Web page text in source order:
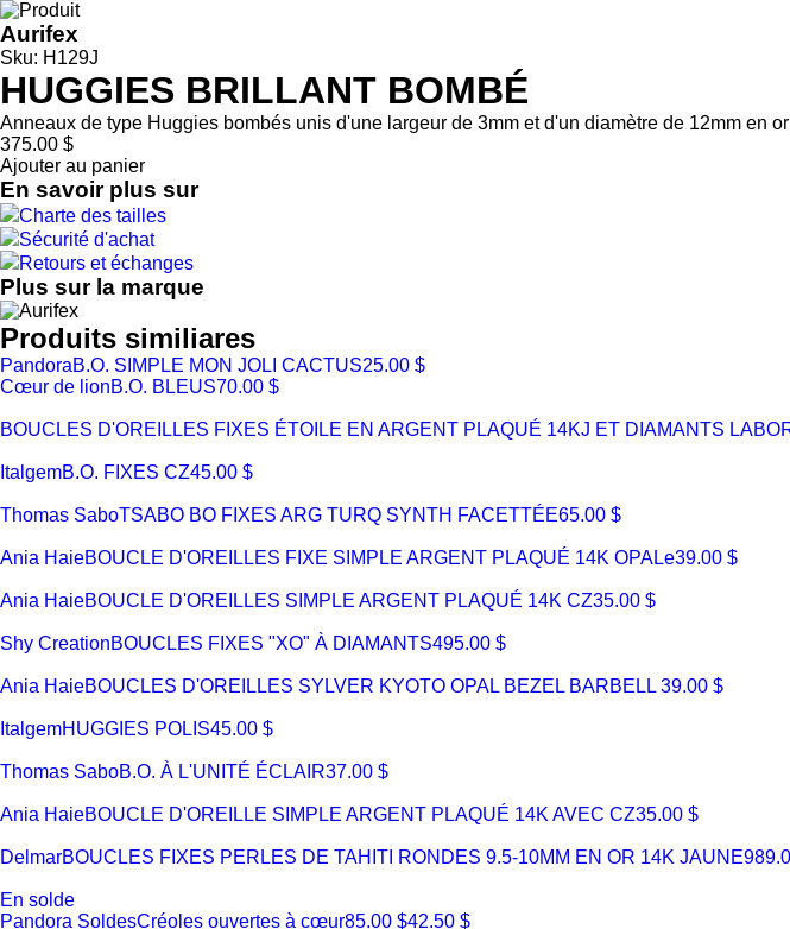
Aurifex
Sku: H129J
HUGGIES BRILLANT BOMBÉ
Anneaux de type Huggies bombés unis d'une largeur de 3mm et d'un diamètre de 12mm en
375.00 $
Ajouter au panier
En savoir plus sur
Charte des tailles
Sécurité d'achat
Retours et échanges
Plus sur la marque
Produits similiares
PandoraB.O. SIMPLE MON JOLI CACTUS25.00 $
Cœur de lionB.O. BLEUS70.00 $
BOUCLES D'OREILLES FIXES ÉTOILE EN ARGENT PLAQUÉ 14KJ ET DIAMANTS
ItalgemB.O. FIXES CZ45.00 $
Thomas SaboTSABO BO FIXES ARG TURQ SYNTH FACETTÉE65.00 $
Ania HaieBOUCLE D'OREILLES FIXE SIMPLE ARGENT PLAQUÉ 14K OPALe39.00 $
Ania HaieBOUCLE D'OREILLES SIMPLE ARGENT PLAQUÉ 14K CZ35.00 $
Shy CreationBOUCLES FIXES "XO" À DIAMANTS495.00 $
Ania HaieBOUCLES D'OREILLES SYLVER KYOTO OPAL BEZEL BARBELL 39.00 $
ItalgemHUGGIES POLIS45.00 $
Thomas SaboB.O. À L'UNITÉ ÉCLAIR37.00 $
Ania HaieBOUCLE D'OREILLE SIMPLE ARGENT PLAQUÉ 14K AVEC CZ35.00 $
DelmarBOUCLES FIXES PERLES DE TAHITI RONDES 9.5-10MM EN OR 14K JAUNE
En solde
Pandora SoldesCréoles ouvertes à cœur85.00 $42.50 $